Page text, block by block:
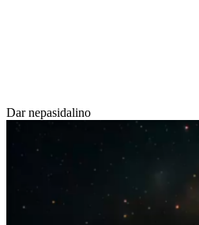
Dar nepasidalino